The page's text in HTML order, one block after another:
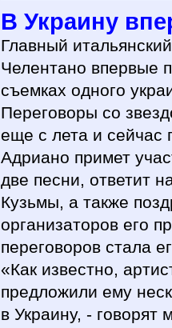
В Украину
Главный
Челентано впервые
съемках одного
Переговоры со
еще с лета и сейчас
Адриано примет
две песни, ответит
Кузьмы, а также
организаторов его
переговоров стала
«Как известно,
предложили ему
в Украину, -